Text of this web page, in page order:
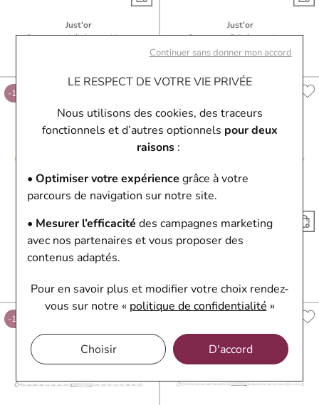
Continuer sans donner mon accord
LE RESPECT DE VOTRE VIE PRIVÉE
Nous utilisons des cookies, des traceurs
fonctionnels et d’autres optionnels pour deux
raisons:
• Optimiser votre expérience grâce à votre
parcours de navigation sur notre site.
• Mesurer l’efficacité des campagnes marketing
avec nos partenaires et vous proposer des
contenus adaptés.
Pour en savoir plus et modifier votre choix rendez-
vous sur notre « politique de confidentialité »
Choisir D'accord
Just'or
Gourmette bébé en or blanc
Just'or
Gourmette Bébé en or jaune
422,10 €469 €
-10%
Just'or
Gourmette Bébé en or jaune
Ou4x 146.03€sans frais
Ou4x 103.28€ sans frais
-10%